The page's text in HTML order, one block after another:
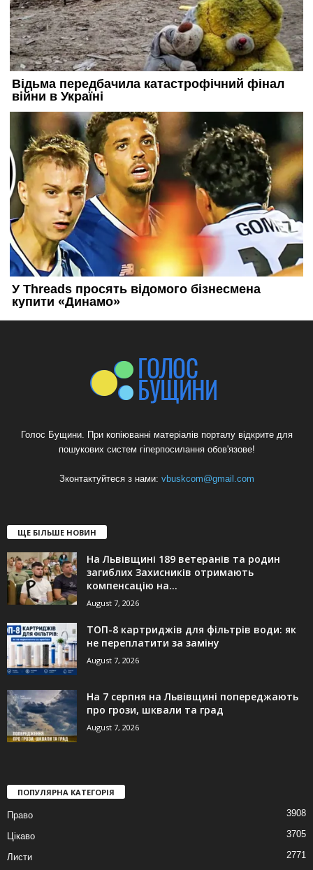
Голос Бущини. При копіюванні матеріалів порталу відкрите для
пошукових систем гіперпосилання обов'язове!
Зконтактуйтеся з нами: vbuskcom@gmail.com
ЩЕ БІЛЬШЕ НОВИН
На Львівщині 189 ветеранів та родин
загиблих Захисників отримають
компенсацію на...
August 7, 2026
ТОП-8 картриджів для фільтрів води: як
не переплатити за заміну
August 7, 2026
На 7 серпня на Львівщині попереджають
про грози, шквали та град
August 7, 2026
ПОПУЛЯРНА КАТЕГОРІЯ
Право 3908
Цікаво 3705
Листи 2771